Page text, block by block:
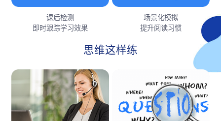
课后检测
即时跟踪学习效果
场景化模拟
提升阅读习惯
思维这样练